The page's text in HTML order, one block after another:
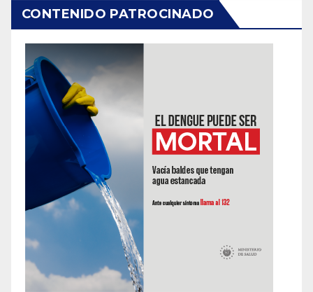
CONTENIDO PATROCINADO